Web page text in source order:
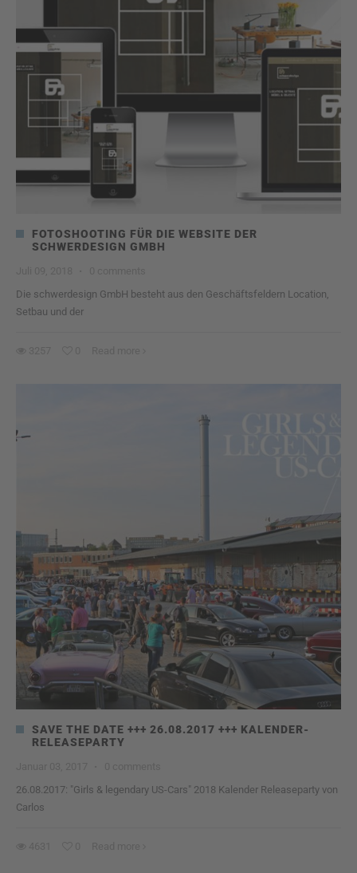
FOTOSHOOTING FÜR DIE WEBSITE DER
SCHWERDESIGN GMBH
Die schwerdesign GmbH besteht aus den Geschäftsfeldern Location,
Setbau und der
SAVE THE DATE +++ 26.08.2017 +++ KALENDER-
RELEASEPARTY
26.08.2017: "Girls & legendary US-Cars" 2018 Kalender Releaseparty von
Carlos